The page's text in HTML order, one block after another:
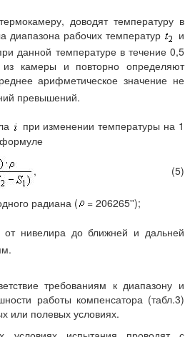
доводят температуру в
диапазона рабочих температур
и
данной температуре в течение 0,5
камеры и повторно определяют
арифметическое значение не
превышений.
при изменении температуры на 1
, (5)
радиана ( = 206265'');
от нивелира до ближней и дальней
требованиям к диапазону и
работы компенсатора (табл.3)
или полевых условиях.